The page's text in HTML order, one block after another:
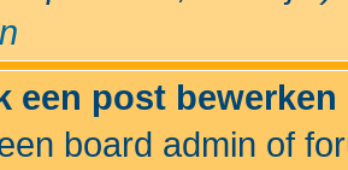
een post
board admin of